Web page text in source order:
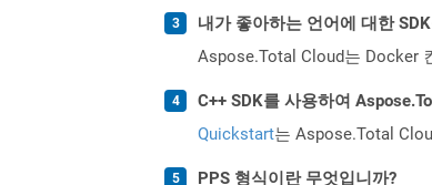
내가 좋아하는 언어에 대한
Aspose.Total Cloud는 Docker
C++ SDK를 사용하여
Quickstart는 Aspose.Total
PPS 형식이란 무엇입니까?